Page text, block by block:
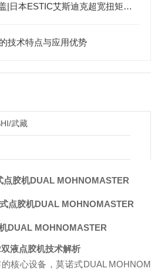
1N·m~600N·m全能覆盖|日本ESTIC艾斯迪克超宽扭矩弯头枪
技术特点与应用优势
武藏
点胶机DUAL MOHNOMASTER
DUAL MOHNOMASTER
液点胶机技术解析
核心设备，莫诺式DUAL MOHNOM